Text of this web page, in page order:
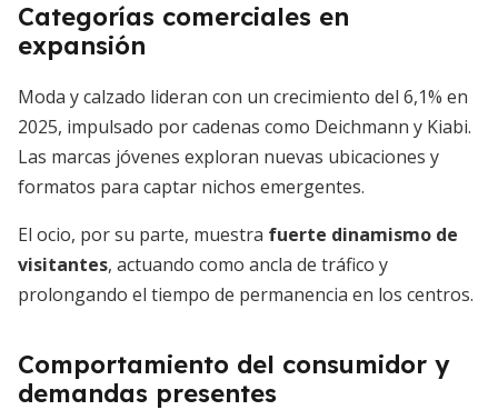
Categorías comerciales en
expansión
Moda y calzado lideran con un crecimiento del 6,1% en
2025, impulsado por cadenas como Deichmann y Kiabi.
Las marcas jóvenes exploran nuevas ubicaciones y
formatos para captar nichos emergentes.
El ocio, por su parte, muestra fuerte dinamismo de
visitantes, actuando como ancla de tráfico y
prolongando el tiempo de permanencia en los centros.
Comportamiento del consumidor y
demandas presentes